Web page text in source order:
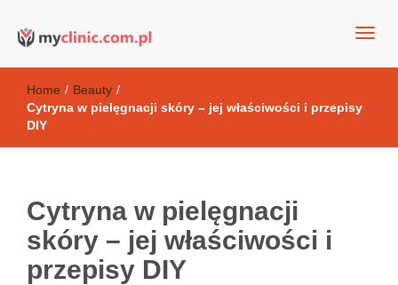
Kosmetyki antyoksydacyjne
Home / Beauty /
Cytryna w pielęgnacji skóry – jej właściwości i przepisy
DIY
Cytryna w pielęgnacji
skóry – jej właściwości i
przepisy DIY